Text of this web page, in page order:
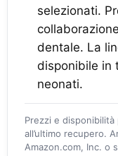
selezionati.
dentale. La
disponibile in
neonati.
Prezzi e
all’ultimo recupero.
Amazon.com, Inc. o